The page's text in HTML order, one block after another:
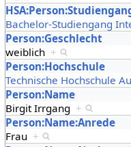
Bachelor-Studiengang
Person:Geschlecht
weiblich +
Person:Hochschule
Technische Hochschule
Person:Name
Birgit Irrgang +
Person:Name:Anrede
Frau +